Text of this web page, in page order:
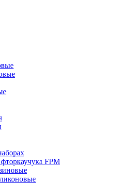
FPM